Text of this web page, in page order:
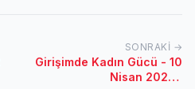
SONRAKI →
Girişimde Kadın Gücü - 10
Nisan 2025 /